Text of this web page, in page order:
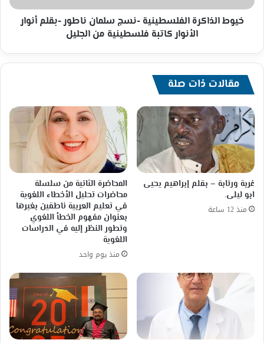
الأنوار
كاتبة
الجليل
خيوط الذاكرة الفلسطينية -نسج سلمان ناطور -بقلم أنوار
الأنوار كاتبة فلسطينية من الجليل
مقالات ذات صلة
غربة ورتابة – بقلم إبراهيم يحيى
ابو ليلى.
منذ 12 ساعة
المحاضرة الثانية من سلسلة
محاضرات تحليل الأخطاء اللغوية
في تعليم العربية ناطقين بغيرها
بعنوان مفهوم الخطأ اللغوي
وتطور النظر إليه في الدراسات
اللغوية
منذ يوم واحد